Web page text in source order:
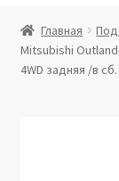
Витрина
Главная Под
Mitsubishi
4WD задняя /в